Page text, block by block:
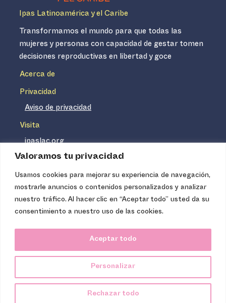
Valoramos tu privacidad
Usamos cookies para mejorar su experiencia de navegación,
mostrarle anuncios o contenidos personalizados y analizar
nuestro tráfico. Al hacer clic en “Aceptar todo” usted da su
consentimiento a nuestro uso de las cookies.
Personalizar
Rechazar todo
Aceptar todo
Ipas Latinoamérica y el Caribe
Transformamos el mundo para que todas las
mujeres y personas con capacidad de gestar tomen
decisiones reproductivas en libertad y goce
Acerca de
Privacidad
Aviso de privacidad
Visita
ipaslac.org
ipasmexico.org
Ipas no es un distribuidor de insumos médicos. Nuestros
servicios se concentran, entre otros, en la difusión de
técnica necesaria para proveer servicios de aborto seguro
de calidad. Los servicios que ofrecemos no tienen costo
carácter no lucrativo.
Ipas Latinoamérica y el Caribe, 2024.